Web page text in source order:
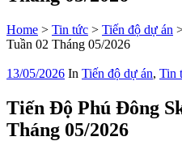
Home > Tin tức > Tiến độ dự án
Tuần 02 Tháng 05/2026
13/05/2026 In Tiến độ dự án, Tin
Tiến Độ Phú Đông
Tháng 05/2026